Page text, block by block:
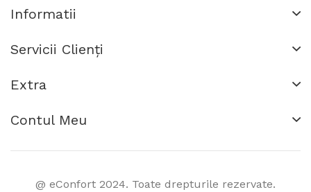
Informatii
Servicii Clienţi
Extra
Contul Meu
@ eConfort 2024. Toate drepturile rezervate.